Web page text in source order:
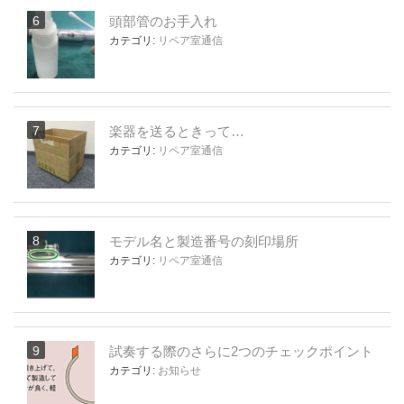
頭部管のお手入れ
カテゴリ: リペア室通信
楽器を送るときって…
カテゴリ: リペア室通信
モデル名と製造番号の刻印場所
カテゴリ: リペア室通信
試奏する際のさらに2つのチェックポイント
カテゴリ: お知らせ